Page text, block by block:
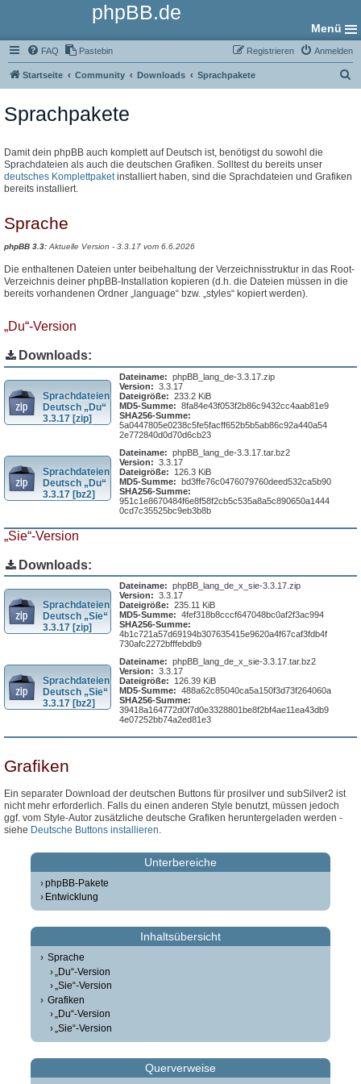
phpBB.de
Menü
FAQ Pastebin Anmelden
Registrieren
Startseite Community Downloads Sprachpakete
Sprachpakete
Damit dein phpBB auch komplett auf Deutsch ist, benötigst du sowohl die
Sprachdateien als auch die deutschen Grafiken. Solltest du bereits unser
deutsches Komplettpaketinstalliert haben, sind die Sprachdateien und Grafiken
bereits installiert.
Sprache
phpBB 3.3:Aktuelle Version - 3.3.17 vom 6.6.2026
Die enthaltenen Dateien unter beibehaltung der Verzeichnisstruktur in das Root-
Verzeichnis deiner phpBB-Installation kopieren (d.h. die Dateien müssen in die
bereits vorhandenen Ordner „language“ bzw. „styles“ kopiert werden).
„Du“-Version
Downloads:
Sprachdateien
Deutsch „Du“
3.3.17 [zip]
Dateiname: phpBB_lang_de-3.3.17.zip
Version: 3.3.17
Dateigröße: 233.2 KiB
MD5-Summe: 8fa84e43f053f2b86c9432cc4aab81e9
SHA256-Summe:
5a0447805e0238c5fe5facff652b5b5ab86c92a440a54
2e772840d0d70d6cb23
Sprachdateien
Deutsch „Du“
3.3.17 [bz2]
Dateiname: phpBB_lang_de-3.3.17.tar.bz2
Version: 3.3.17
Dateigröße:
126.3 KiB
MD5-Summe: bd3ffe76c0476079760deed532ca5b90
SHA256-Summe:
951c1e8670484f6e8f58f2cb5c535a8a5c890650a1444
0cd7c35525bc9eb3b8b
„Sie“-Version
Downloads:
Sprachdateien
Deutsch „Sie“
3.3.17 [zip]
Dateiname: phpBB_lang_de_x_sie-3.3.17.zip
Version: 3.3.17
Dateigröße: 235.11 KiB
MD5-Summe: 4fef318b8cccf647048bc0af2f3ac994
SHA256-Summe:
4b1c721a57d69194b307635415e9620a4f67caf3fdb4f
730afc2272bfffebdb9
Sprachdateien
Deutsch „Sie“
3.3.17 [bz2]
Dateiname: phpBB_lang_de_x_sie-3.3.17.tar.bz2
Version: 3.3.17
Dateigröße:
126.39 KiB
MD5-Summe: 488a62c85040ca5a150f3d73f264060a
SHA256-Summe:
39418a164772d0f7d0e3328801be8f2bf4ae11ea43db9
4e07252bb74a2ed81e3
Grafiken
Ein separater Download der deutschen Buttons für prosilver und subSilver2 ist
nicht mehr erforderlich. Falls du einen anderen Style benutzt, müssen jedoch
ggf. vom Style-Autor zusätzliche deutsche Grafiken heruntergeladen werden -
siehe Deutsche Buttons installieren.
Unterbereiche
phpBB-Pakete
Entwicklung
Inhaltsübersicht
Sprache
„Du“-Version
„Sie“-Version
Grafiken
„Du“-Version
„Sie“-Version
Querverweise